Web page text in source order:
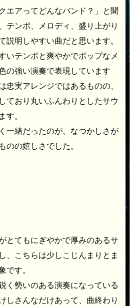
エアってどんなバンド？」と聞
テンポ、メロディ、盛り上がり
説明しやすい曲だと思います。
いテンポと爽やかでポップなメ
の強い演奏で表現しています
忠実アレンジではあるものの、
ており丸いふんわりとしたサウ
す。
一緒だったのが、なつかしさが
のの嬉しさでした。
とてもにぎやかで厚みのあるサ
、こちらは少しこじんまりとま
です。
く勢いのある演奏になっている
しさんなだけあって、曲終わり